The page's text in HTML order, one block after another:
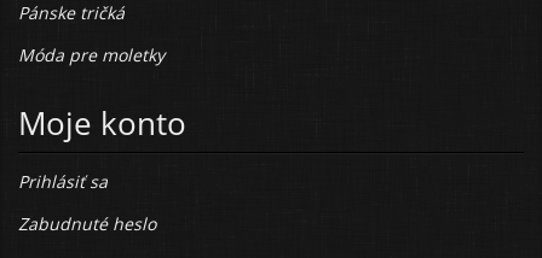
Pánske tričká
Móda pre moletky
Moje konto
Prihlásiť sa
Zabudnuté heslo